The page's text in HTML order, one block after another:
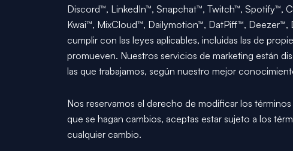
Discord™, LinkedIn™, Snapchat™, Twitch™, Spotify™,
Kwai™, MixCloud™, Dailymotion™, DatPiff™, Deezer™,
cumplir con las leyes aplicables, incluidas las de
promueven. Nuestros servicios de marketing están
las que trabajamos, según nuestro mejor
Nos reservamos el derecho de modificar los
que se hagan cambios, aceptas estar sujeto a los
cualquier cambio.